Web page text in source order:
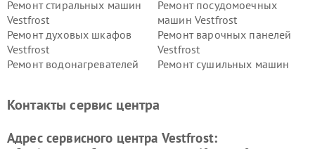
Ремонт стиральных машин
Vestfrost
Ремонт посудомоечных
машин Vestfrost
Ремонт духовых шкафов
Vestfrost
Ремонт варочных панелей
Vestfrost
Ремонт водонагревателей
Ремонт сушильных машин
Vestfrost
Контакты сервис центра
Адрес сервисного центра Vestfrost: